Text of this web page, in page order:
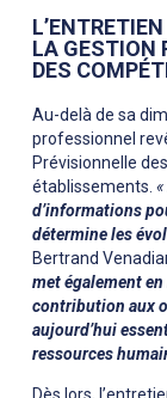
LA GESTION
DES
Au-delà de sa
professionnel
Prévisionnelle
établissements. «
d’informations
détermine les
Bertrand
met également
contribution aux
aujourd’hui
ressources